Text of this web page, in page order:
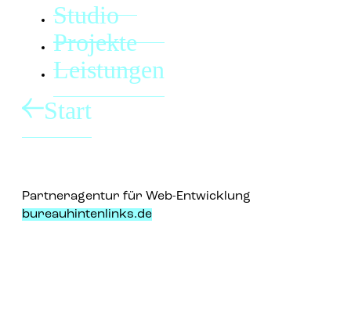
Studio
Projekte
Leistungen
Start
Partneragentur für Web-Entwicklung
bureauhintenlinks.de